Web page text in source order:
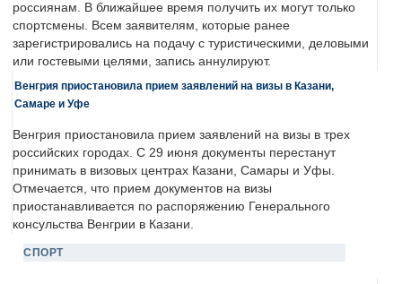
россиянам. В ближайшее время получить их могут только
спортсмены. Всем заявителям, которые ранее
зарегистрировались на подачу с туристическими, деловыми
или гостевыми целями, запись аннулируют.
Венгрия приостановила прием заявлений на визы в Казани,
Самаре и Уфе
Венгрия приостановила прием заявлений на визы в трех
российских городах. С 29 июня документы перестанут
принимать в визовых центрах Казани, Самары и Уфы.
Отмечается, что прием документов на визы
приостанавливается по распоряжению Генерального
консульства Венгрии в Казани.
СПОРТ